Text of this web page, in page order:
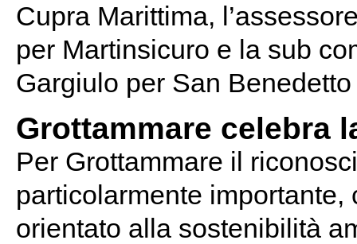
Cupra Marittima,
per Martinsicuro e la sub
Gargiulo per San
Grottammare celebra
Per Grottammare il
particolarmente
orientato alla sostenibilità